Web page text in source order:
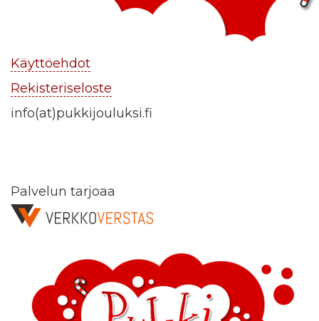
Käyttöehdot
Rekisteriseloste
info(at)pukkijouluksi.fi
Palvelun tarjoaa